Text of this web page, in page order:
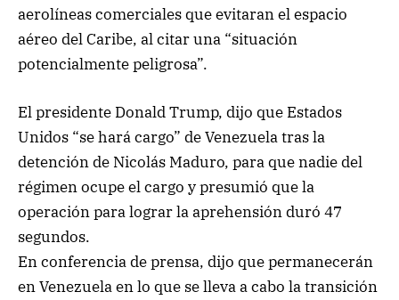
aerolíneas comerciales que evitaran el espacio
aéreo del Caribe, al citar una “situación
potencialmente peligrosa”.
El presidente Donald Trump, dijo que Estados
Unidos “se hará cargo” de Venezuela tras la
detención de Nicolás Maduro, para que nadie del
régimen ocupe el cargo y presumió que la
operación para lograr la aprehensión duró 47
segundos.
En conferencia de prensa, dijo que permanecerán
en Venezuela en lo que se lleva a cabo la transición